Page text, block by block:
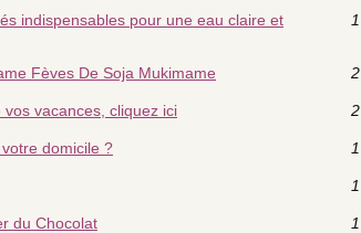
indispensables pour une eau claire et
Fèves De Soja Mukimame
vacances, cliquez ici
domicile ?
du Chocolat